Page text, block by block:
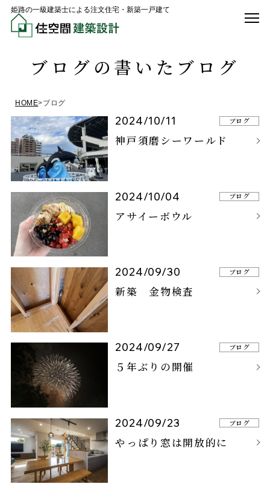
姫路の一級建築士による注文住宅・新築一戸建て
ブログの書いたブログ
HOME>ブログ
2024/10/11
神戸須磨シーワールド
ブログ
2024/10/04
アサイーボウル
ブログ
2024/09/30
新築 金物検査
ブログ
2024/09/27
５年ぶりの開催
ブログ
2024/09/23
やっぱり窓は開放的に
ブログ